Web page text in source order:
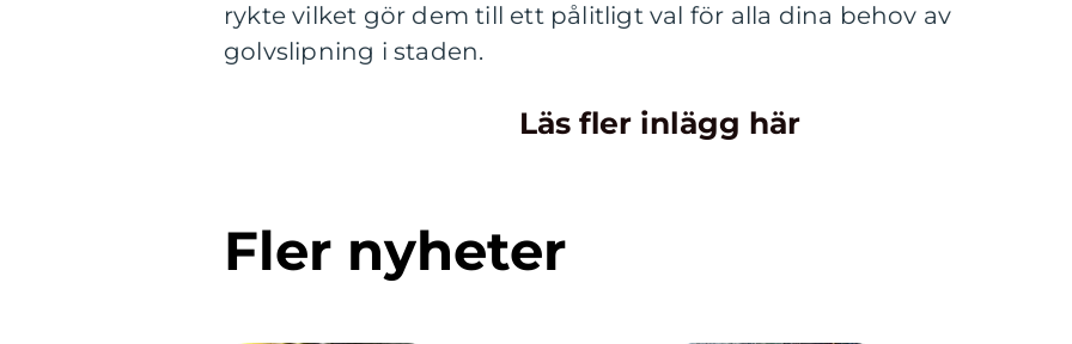
rykte vilket gör dem till ett pålitligt val för alla dina behov av
golvslipning i staden.
Läs fler inlägg här
Fler nyheter